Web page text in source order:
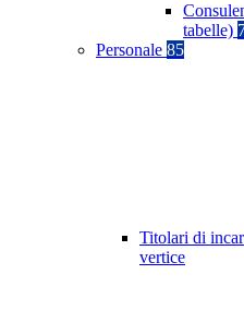
tabelle)
Personale 85
Titolari di
vertice